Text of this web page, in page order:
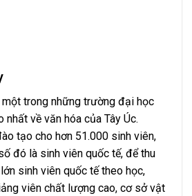
trong những trường đại học
nhất về văn hóa của Tây Úc.
tạo cho hơn 51.000 sinh viên,
đó là sinh viên quốc tế, để thu
sinh viên quốc tế theo học,
viên chất lượng cao, cơ sở vật